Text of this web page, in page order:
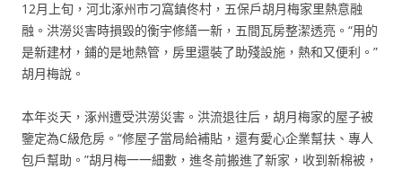
12月上旬，河北涿州市刁窩鎮佟村，五保戶胡月梅家里熱意融
融。洪澇災害時損毀的衡宇修繕一新，五間瓦房整潔透亮。“用的
是新建材，鋪的是地熱管，房里還裝了助殘設施，熱和又便利。”
胡月梅說。
本年炎天，涿州遭受洪澇災害。洪流退往后，胡月梅家的屋子被
鑒定為C級危房。“修屋子當局給補貼，還有愛心企業幫扶、專人
包戶幫助。”胡月梅一一細數，進冬前搬進了新家，收到新棉被，